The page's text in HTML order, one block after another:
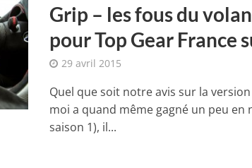
Grip – les fous du
pour Top Gear France
29 avril 2015
Quel que soit notre avis sur la
moi a quand même gagné un peu
saison 1), il...